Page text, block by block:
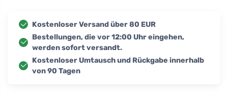
Kostenloser Versand über 80 EUR
Bestellungen, die vor 12:00 Uhr eingehen,
werden sofort versandt.
Kostenloser Umtausch und Rückgabe innerhalb
von 90 Tagen